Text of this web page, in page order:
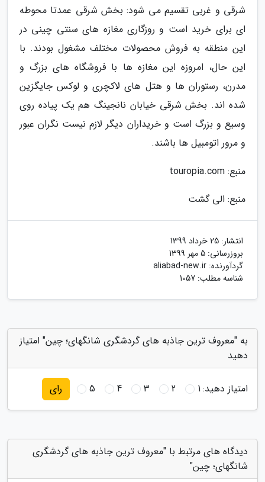
شرقی و غربی تقسیم می شود: بخش شرقی عمدتا محوطه
ای برای خرید است و روزگاری مغازه های سنتی چینی در
این منطقه به فروش محصولات مختلف مشغول بودند. با
این حال، امروزه این مغازه ها با فروشگاه های بزرگ و
مدرن، رستوران ها و هتل های لاکچری و لوکس جایگزین
شده اند. بخش شرقی خیابان نانجینگ هم یک پیاده روی
وسیع و بزرگ است و خریداران دیگر لازم نیست نگران عبور
و مرور اتومبیل ها باشند.
منبع: touropia.com
منبع: الی گشت
انتشار: 25 خرداد 1399
بروزرسانی: 5 مهر 1399
گردآورنده: aliabad-new.ir
شناسه مطلب: 1057
به "معروف ترین جاذبه های گردشگری شانگهای؛ چین" امتیاز
دهید
امتیاز دهید:1
2
3
4
5 رای
دیدگاه های مرتبط با "معروف ترین جاذبه های گردشگری
شانگهای؛ چین"